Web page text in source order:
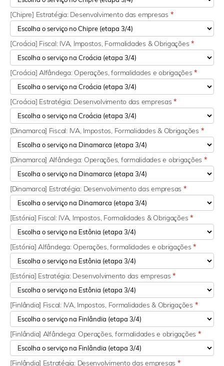
[Chipre] Estratégia: Desenvolvimento das empresas *
[Croácia] Fiscal: IVA, Impostos, Formalidades & Obrigações*
[Croácia] Alfândega: Operações, formalidades e obrigações*
[Croácia] Estratégia: Desenvolvimento das empresas*
[Dinamarca] Fiscal: IVA, Impostos, Formalidades & Obrigações *
[Dinamarca] Alfândega: Operações, formalidades e obrigações *
[Dinamarca] Estratégia: Desenvolvimento das empresas *
[Estónia] Fiscal: IVA, Impostos, Formalidades & Obrigações*
[Estónia] Alfândega: Operações, formalidades e obrigações*
[Estónia] Estratégia: Desenvolvimento das empresas*
[Finlândia] Fiscal: IVA, Impostos, Formalidades & Obrigações *
[Finlândia] Alfândega: Operações, formalidades e obrigações *
[Finlândia] Estratégia: Desenvolvimento das empresas *